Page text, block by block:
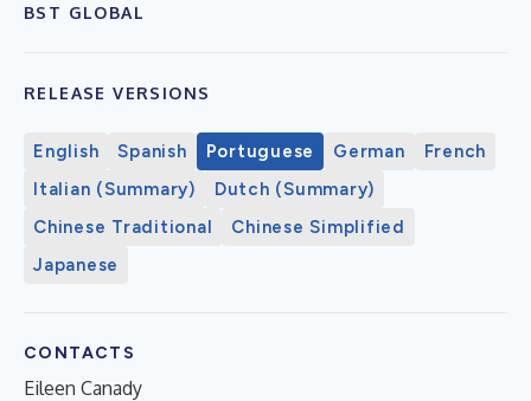
BST GLOBAL
RELEASE VERSIONS
English Spanish Portuguese German
French
Italian (Summary)
Dutch (Summary)
Chinese Traditional
Chinese Simplified
Japanese
CONTACTS
Eileen Canady